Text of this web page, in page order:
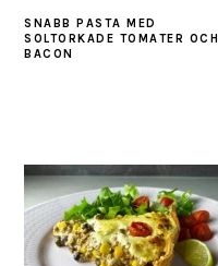
SNABB PASTA MED
SOLTORKADE TOMATER OCH
BACON